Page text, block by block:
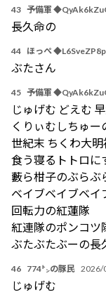
43 予備軍
長久命の
44 ほっぺ
ぶたさん
45 予備軍
じゅげむ どえむ
くりぃむしちゅー
世紀末 ちくわ大
食う寝るトトロに
藪ら柑子のぶらぶ
ベイブベイブベイ
回転力の紅蓮隊
紅連隊のポンコツ
ぶたぶたぶーの長
46 774㌧の豚民 2026/
じゅげむ